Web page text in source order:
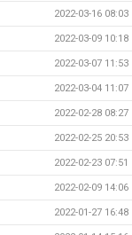
2022-03-16 08:03
2022-03-09 10:18
2022-03-07 11:53
2022-03-04 11:07
2022-02-28 08:27
2022-02-25 20:53
2022-02-23 07:51
2022-02-09 14:06
2022-01-27 16:48